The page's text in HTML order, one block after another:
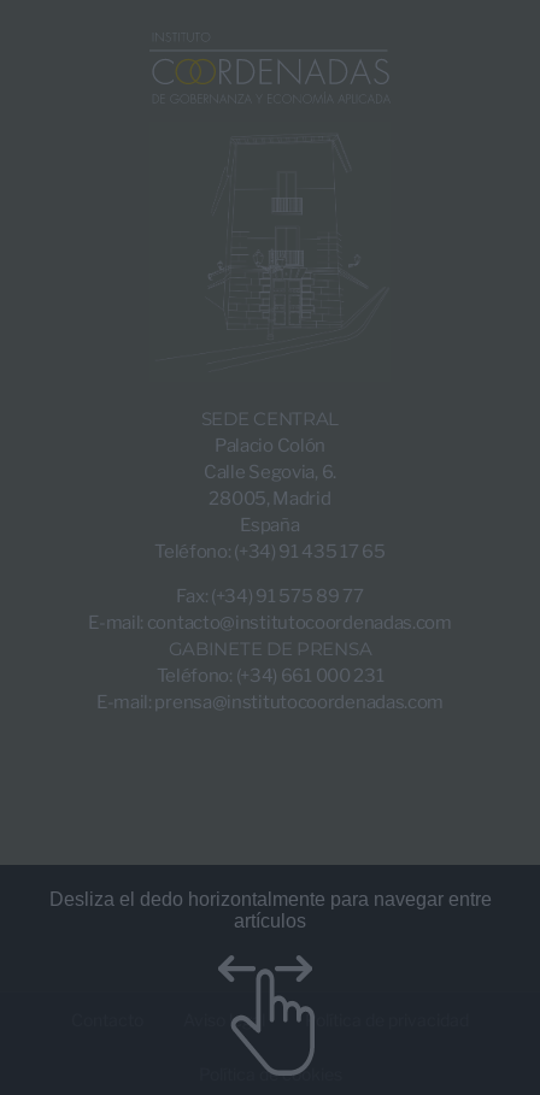
SEDE CENTRAL
Palacio Colón
Calle Segovia, 6.
28005, Madrid
España
Teléfono: (+34) 91 435 17 65
Fax: (+34) 91 575 89 77
E-mail: contacto@institutocoordenadas.com
GABINETE DE PRENSA
Teléfono: (+34) 661 000 231
E-mail: prensa@institutocoordenadas.com
Aviso legal Política de privacidad
Política de cookies